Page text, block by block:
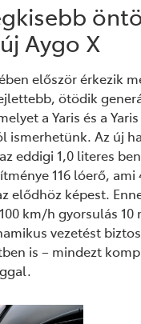
Aygo X
először érkezik
ötödik
a Yaris és a
ismerhetünk. Az új
eddigi 1,0 literes
116 lóerő, ami
elődhöz képest.
km/h gyorsulás 10
vezetést
is – mindezt